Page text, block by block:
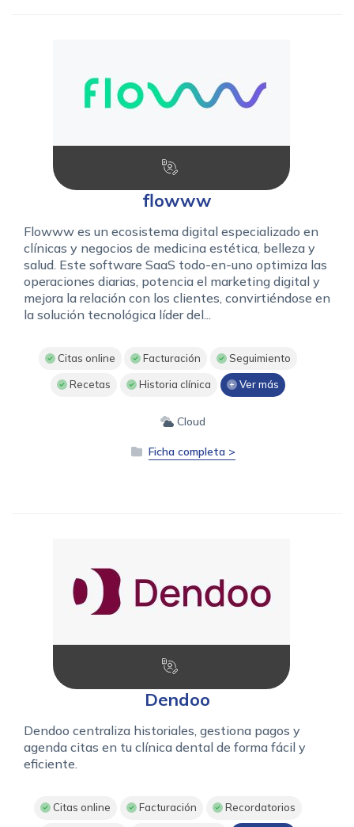
flowww
Flowww es un ecosistema digital especializado en
clínicas y negocios de medicina estética, belleza y
salud. Este software SaaS todo-en-uno optimiza las
operaciones diarias, potencia el marketing digital y
mejora la relación con los clientes, convirtiéndose en
la solución tecnológica líder del...
Citas online Facturación Seguimiento
Recetas Historia clínica Ver más
Cloud
Ficha completa >
Dendoo
Dendoo centraliza historiales, gestiona pagos y
agenda citas en tu clínica dental de forma fácil y
eficiente.
Citas online Facturación Recordatorios